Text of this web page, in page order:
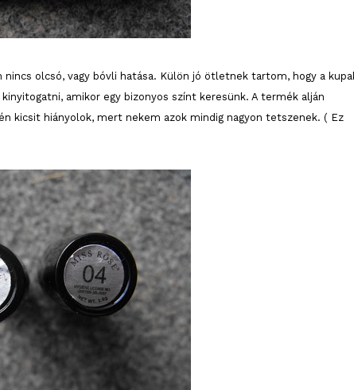
olcsó, vagy bóvli hatása. Külön jó ötletnek tartom, hogy a
amikor egy bizonyos színt keresünk. A termék alján
kicsit hiányolok, mert nekem azok mindig nagyon tetszenek. ( Ez